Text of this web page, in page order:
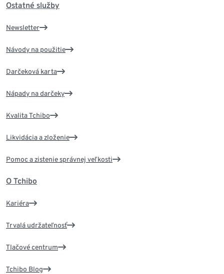
Ostatné služby
Newsletter
Návody na použitie
Darčeková karta
Nápady na darčeky
Kvalita Tchibo
Likvidácia a zloženie
Pomoc a zistenie správnej veľkosti
O Tchibo
Kariéra
Trvalá udržateľnosť
Tlačové centrum
Tchibo Blog